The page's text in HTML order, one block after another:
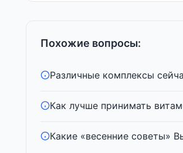
Похожие вопросы:
Различные комплексы
Как лучше принимать
Какие «весенние советы»